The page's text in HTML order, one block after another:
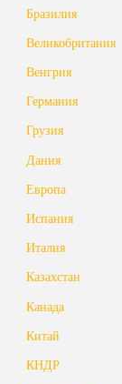
Бразилия
Великобритания
Венгрия
Германия
Грузия
Дания
Европа
Испания
Италия
Казахстан
Канада
Китай
КНДР